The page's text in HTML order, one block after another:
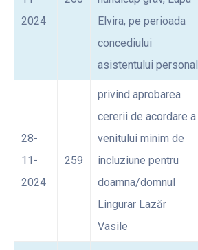
2024
Elvira, pe perioada
concediului
asistentului personal
28-
11-
2024
259
privind aprobarea
cererii de acordare a
venitului minim de
incluziune pentru
doamna/domnul
Lingurar Lazăr
Vasile